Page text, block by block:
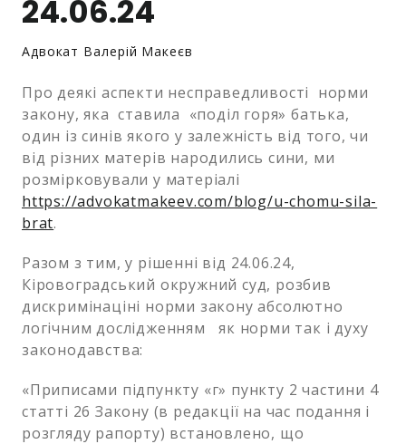
24.06.24
Адвокат Валерій Макеєв
Про деякі аспекти несправедливості норми
закону, яка ставила «поділ горя» батька,
один із синів якого у залежність від того, чи
від різних матерів народились сини, ми
розмірковували у матеріалі
https://advokatmakeev.com/blog/u-chomu-sila-
brat.
Разом з тим, у рішенні від 24.06.24,
Кіровоградський окружний суд, розбив
дискримінаціні норми закону абсолютно
логічним дослідженням як норми так і духу
законодавства:
«Приписами підпункту «г» пункту 2 частини 4
статті 26 Закону (в редакції на час подання і
розгляду рапорту) встановлено, що